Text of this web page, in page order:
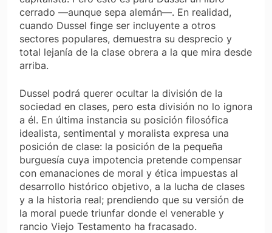
cerrado —aunque sepa alemán—. En realidad,
cuando Dussel finge ser incluyente a otros
sectores populares, demuestra su desprecio y
total lejanía de la clase obrera a la que mira desde
arriba.
Dussel podrá querer ocultar la división de la
sociedad en clases, pero esta división no lo ignora
a él. En última instancia su posición filosófica
idealista, sentimental y moralista expresa una
posición de clase: la posición de la pequeña
burguesía cuya impotencia pretende compensar
con emanaciones de moral y ética impuestas al
desarrollo histórico objetivo, a la lucha de clases
y a la historia real; prendiendo que su versión de
la moral puede triunfar donde el venerable y
rancio Viejo Testamento ha fracasado.